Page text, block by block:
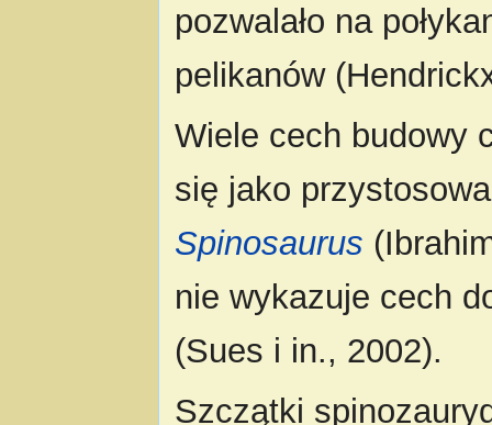
pozwalało na
pelikanów
Wiele cech budowy
się jako
Spinosaurus
nie wykazuje cech
(Sues i in., 2002).
Szczątki